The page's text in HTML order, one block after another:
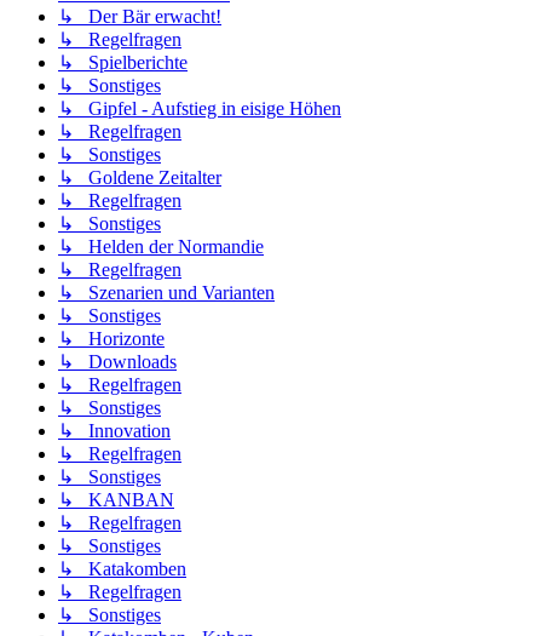
↳ Der Bär erwacht!
↳ Regelfragen
↳ Spielberichte
↳ Sonstiges
↳ Gipfel - Aufstieg in eisige Höhen
↳ Regelfragen
↳ Sonstiges
↳ Goldene Zeitalter
↳ Regelfragen
↳ Sonstiges
↳ Helden der Normandie
↳ Regelfragen
↳ Szenarien und Varianten
↳ Sonstiges
↳ Horizonte
↳ Downloads
↳ Regelfragen
↳ Sonstiges
↳ Innovation
↳ Regelfragen
↳ Sonstiges
↳ KANBAN
↳ Regelfragen
↳ Sonstiges
↳ Katakomben
↳ Regelfragen
↳ Sonstiges